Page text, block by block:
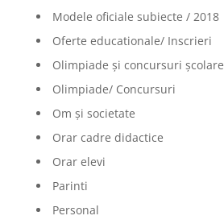
Modele oficiale subiecte / 2018
Oferte educationale/ Inscrieri
Olimpiade şi concursuri şcolare
Olimpiade/ Concursuri
Om și societate
Orar cadre didactice
Orar elevi
Parinti
Personal